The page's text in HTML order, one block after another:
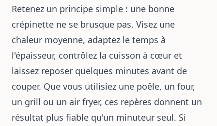
Retenez un principe simple : une bonne
crépinette ne se brusque pas. Visez une
chaleur moyenne, adaptez le temps à
l'épaisseur, contrôlez la cuisson à cœur et
laissez reposer quelques minutes avant de
couper. Que vous utilisiez une poêle, un four,
un grill ou un air fryer, ces repères donnent un
résultat plus fiable qu'un minuteur seul. Si